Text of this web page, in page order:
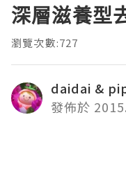
深層滋養型
瀏覽次數:727
daidai &
發佈於